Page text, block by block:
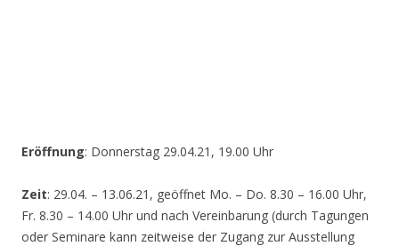
Eröffnung: Donnerstag 29.04.21, 19.00 Uhr
Zeit: 29.04. – 13.06.21, geöffnet Mo. – Do. 8.30 – 16.00 Uhr,
Fr. 8.30 – 14.00 Uhr und nach Vereinbarung (durch Tagungen
oder Seminare kann zeitweise der Zugang zur Ausstellung